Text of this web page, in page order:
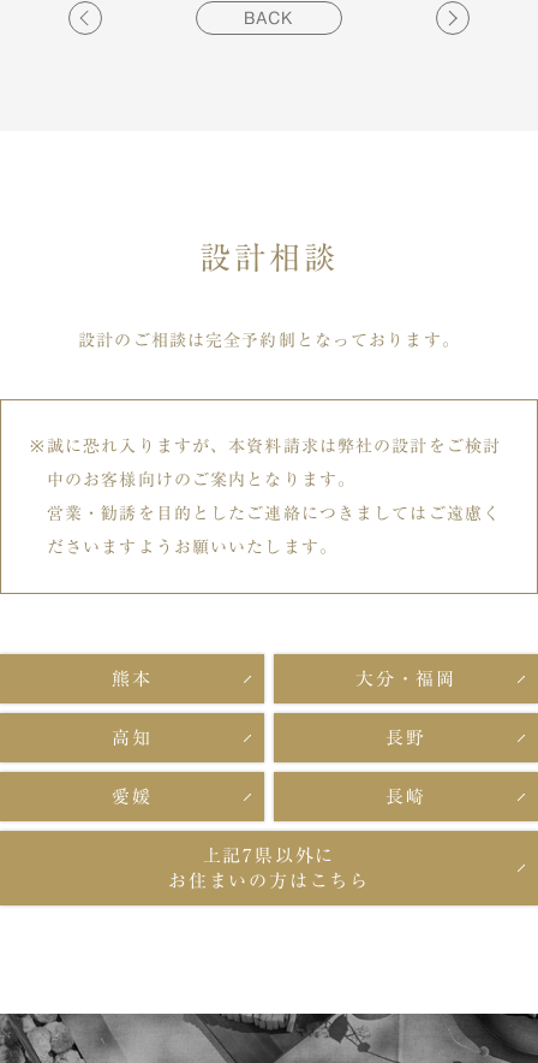
BACK
設計相談
設計のご相談は完全予約制となっております。
誠に恐れ入りますが、本資料請求は弊社の設計をご検討
中のお客様向けのご案内となります。
営業・勧誘を目的としたご連絡につきましてはご遠慮く
ださいますようお願いいたします。
熊本 大分・福岡
高知 長野
愛媛 長崎
上記7県以外に
お住まいの方はこちら